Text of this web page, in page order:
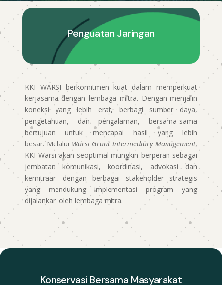
Penguatan Jaringan
KKI WARSI berkomitmen kuat dalam memperkuat
kerjasama dengan lembaga mitra. Dengan menjalin
koneksi yang lebih erat, berbagi sumber daya,
pengetahuan, dan pengalaman, bersama-sama
bertujuan untuk mencapai hasil yang lebih
besar. Melalui Warsi Grant Intermediary Management,
KKI Warsi akan seoptimal mungkin berperan sebagai
jembatan komunikasi, koordinasi, advokasi dan
kemitraan dengan berbagai stakeholder strategis
yang mendukung implementasi program yang
dijalankan oleh lembaga mitra.
Konservasi Bersama Masyarakat